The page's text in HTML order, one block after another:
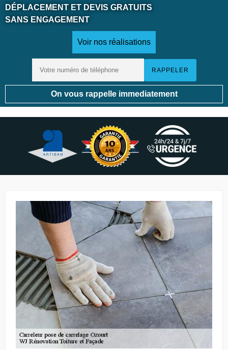
DÉPLACEMENT ET DEVIS GRATUITS
SANS ENGAGEMENT
Voir nos réalisations
On vous rappelle immediatement